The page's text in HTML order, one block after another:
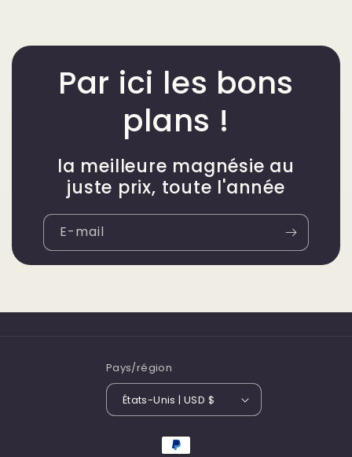
Par ici les bons
plans !
la meilleure magnésie au
juste prix, toute l'année
E-mail
Pays/région
États-Unis | USD $
Moyens